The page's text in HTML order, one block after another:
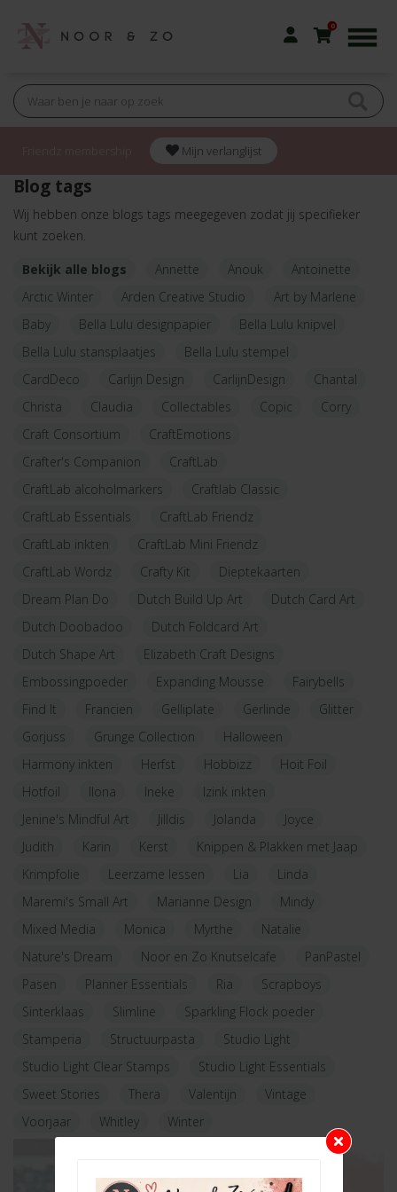
0
Mijn verlanglijst
Blog tags
Wij hebben onze blogs tags meegegeven zodat jij specifieker
kunt zoeken.
Bekijk alle blogs
Annette Anouk
Antoinette
Arctic Winter
Arden Creative Studio
Art by Marlene
Baby
Bella Lulu designpapier
Bella Lulu knipvel
Bella Lulu stansplaatjes
Bella Lulu stempel
CardDeco
Carlijn Design CarlijnDesign
Chantal
Christa
Claudia Collectables Copic
Corry
Craft Consortium
CraftEmotions
Crafter's Companion
CraftLab
CraftLab alcoholmarkers
Craftlab Classic
CraftLab Essentials
CraftLab Friendz
CraftLab inkten
CraftLab Mini Friendz
CraftLab Wordz
Crafty Kit
Dieptekaarten
Dream Plan Do
Dutch Build Up Art
Dutch Card Art
Dutch Doobadoo
Dutch Foldcard Art
Dutch Shape Art
Elizabeth Craft Designs
Embossingpoeder
Expanding Mousse
Fairybells
Find It
Francien Gelliplate Gerlinde
Glitter
Gorjuss
Grunge Collection
Halloween
Harmony inkten
Herfst Hobbizz
Hoit Foil
Hotfoil
Ilona Ineke
Izink inkten
Jenine's Mindful Art
Jilldis Jolanda
Joyce
Judith
Karin Kerst
Knippen & Plakken met Jaap
Krimpfolie
Leerzame lessen Lia
Linda
Maremi's Small Art
Marianne Design
Mindy
Mixed Media
Monica Myrthe
Natalie
Nature's Dream
Noor en Zo Knutselcafe
PanPastel
Pasen
Planner Essentials Ria
Scrapboys
Sinterklaas
Slimline
Sparkling Flock poeder
Stamperia
Structuurpasta
Studio Light
Studio Light Clear Stamps
Studio Light Essentials
Sweet Stories
Thera Valentijn
Vintage
Voorjaar
Whitley Winter